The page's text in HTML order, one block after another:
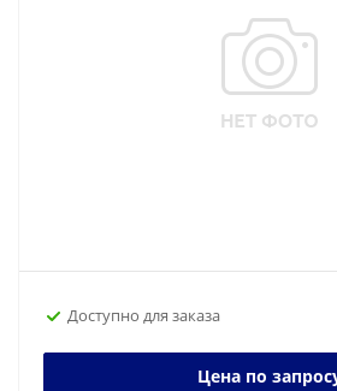
Доступно для заказа
Цена по